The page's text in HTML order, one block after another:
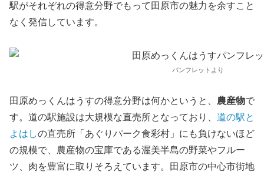
駅がそれぞれの得意分野でもって田原市の魅力を余すこと
なく発信しています。
パンフレットより
田原めっくんはうすの得意分野は何かというと、 農産物で
す。道の駅施設は大規模な直売所となっており、 道の駅と
よはしの直売所「あぐりパーク食彩村」にも負けないほど
の規模で、農産物の宝庫である渥美半島の野菜やフルー
ツ、肉を豊富に取りそろえています。田原市の中心市街地